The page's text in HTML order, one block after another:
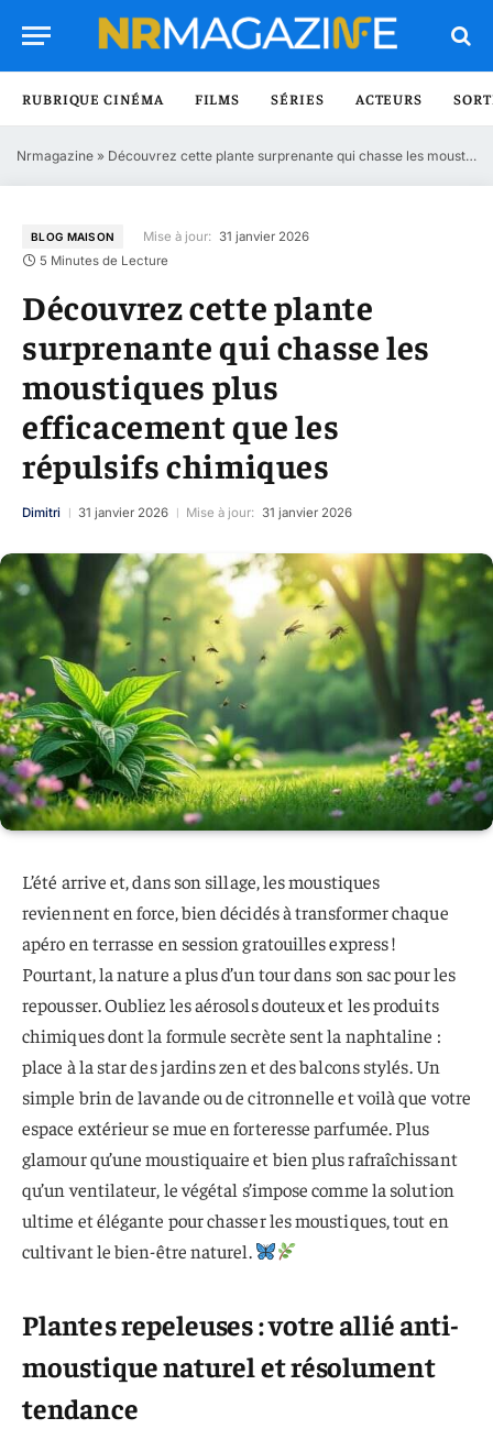
RUBRIQUE CINÉMA FILMS SÉRIES ACTEURS
Nrmagazine » Découvrez cette plante surprenante qui chasse les moustiques plus efficacement que les répulsifs chimiques
BLOG MAISON Mise à jour: 31 janvier 2026
5 Minutes de Lecture
Découvrez cette plante
surprenante qui chasse les
moustiques plus
efficacement que les
répulsifs chimiques
Dimitri 31 janvier 2026 Mise à jour: 31 janvier 2026
L’été arrive et, dans son sillage, les moustiques
reviennent en force, bien décidés à transformer chaque
apéro en terrasse en session gratouilles express !
Pourtant, la nature a plus d’un tour dans son sac pour les
repousser. Oubliez les aérosols douteux et les produits
chimiques dont la formule secrète sent la naphtaline :
place à la star des jardins zen et des balcons stylés. Un
simple brin de lavande ou de citronnelle et voilà que votre
espace extérieur se mue en forteresse parfumée. Plus
glamour qu’une moustiquaire et bien plus rafraîchissant
qu’un ventilateur, le végétal s’impose comme la solution
ultime et élégante pour chasser les moustiques, tout en
cultivant le bien-être naturel.
Plantes repeleuses : votre allié anti-
moustique naturel et résolument
tendance